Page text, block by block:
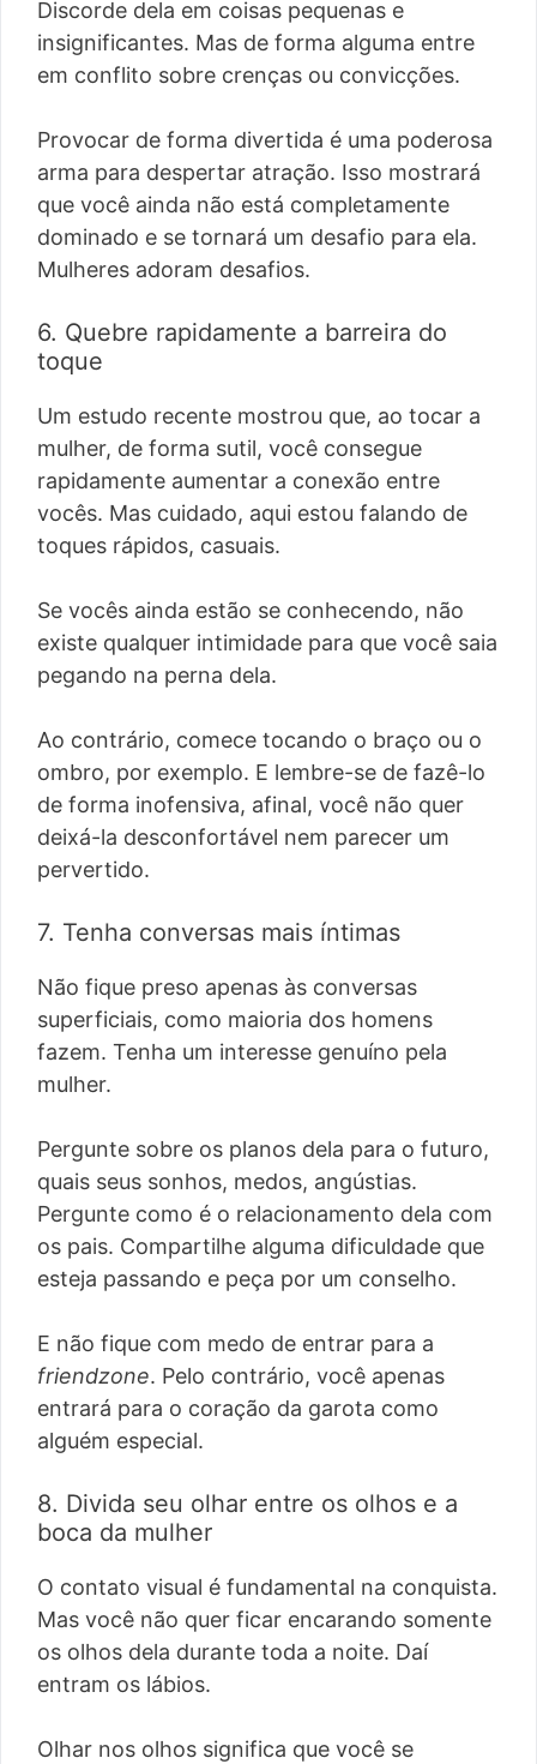
Discorde dela em coisas pequenas e
insignificantes. Mas de forma alguma entre
em conflito sobre crenças ou convicções.
Provocar de forma divertida é uma poderosa
arma para despertar atração. Isso mostrará
que você ainda não está completamente
dominado e se tornará um desafio para ela.
Mulheres adoram desafios.
6. Quebre rapidamente a barreira do
toque
Um estudo recente mostrou que, ao tocar a
mulher, de forma sutil, você consegue
rapidamente aumentar a conexão entre
vocês. Mas cuidado, aqui estou falando de
toques rápidos, casuais.
Se vocês ainda estão se conhecendo, não
existe qualquer intimidade para que você saia
pegando na perna dela.
Ao contrário, comece tocando o braço ou o
ombro, por exemplo. E lembre-se de fazê-lo
de forma inofensiva, afinal, você não quer
deixá-la desconfortável nem parecer um
pervertido.
7. Tenha conversas mais íntimas
Não fique preso apenas às conversas
superficiais, como maioria dos homens
fazem. Tenha um interesse genuíno pela
mulher.
Pergunte sobre os planos dela para o futuro,
quais seus sonhos, medos, angústias.
Pergunte como é o relacionamento dela com
os pais. Compartilhe alguma dificuldade que
esteja passando e peça por um conselho.
E não fique com medo de entrar para a
friendzone. Pelo contrário, você apenas
entrará para o coração da garota como
alguém especial.
8. Divida seu olhar entre os olhos e a
boca da mulher
O contato visual é fundamental na conquista.
Mas você não quer ficar encarando somente
os olhos dela durante toda a noite. Daí
entram os lábios.
Olhar nos olhos significa que você se